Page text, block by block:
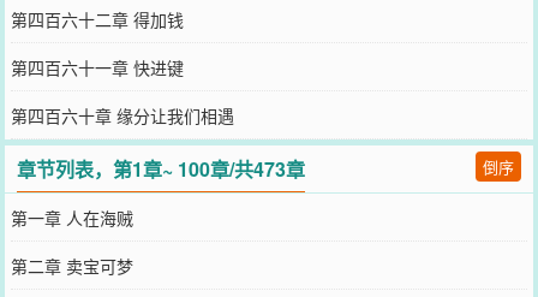
第四百六十二章 得加钱
第四百六十一章 快进键
第四百六十章 缘分让我们相遇
章节列表，第1章~ 100章/共473章 倒序
第一章 人在海贼
第二章 卖宝可梦